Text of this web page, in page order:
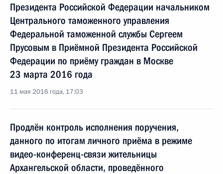
Президента Российской Федерации начальником
Центрального таможенного управления
Федеральной таможенной службы Сергеем
Прусовым в Приёмной Президента Российской
Федерации по приёму граждан в Москве
23 марта 2016 года
11 мая 2016 года, 17:03
Продлён контроль исполнения поручения,
данного по итогам личного приёма в режиме
видео-конференц-связи жительницы
Архангельской области, проведённого